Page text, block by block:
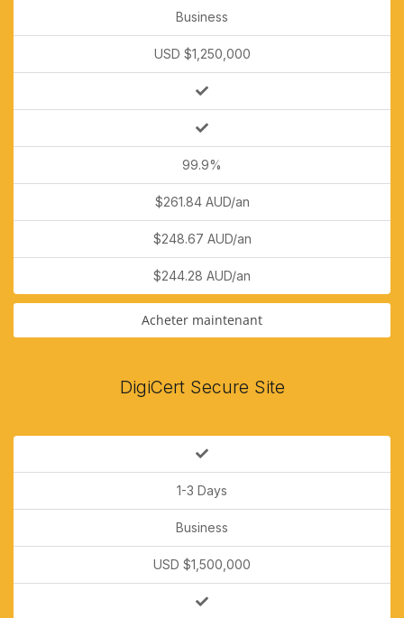
Business
USD $1,250,000
99.9%
$261.84 AUD/an
$248.67 AUD/an
$244.28 AUD/an
Acheter maintenant
DigiCert Secure Site
1-3 Days
Business
USD $1,500,000